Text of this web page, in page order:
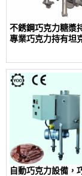
不銹鋼巧克力糖漿
專業巧克力持有坦
自動巧克力設備，